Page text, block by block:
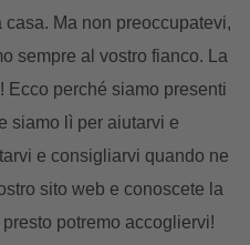
Ma non preoccupatevi,
sempre al vostro fianco. La
Ecco perché siamo presenti
siamo lì per aiutarvi e
e consigliarvi quando ne
sito web e conoscete la
potremo accogliervi!